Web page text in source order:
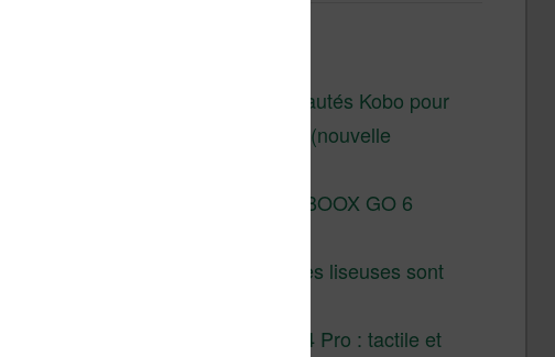
Les nouveautés Kobo pour
la fin 2026 (nouvelle
Test de la BOOX GO 6
Pourquoi les liseuses sont
XTEINK X4 Pro : tactile et